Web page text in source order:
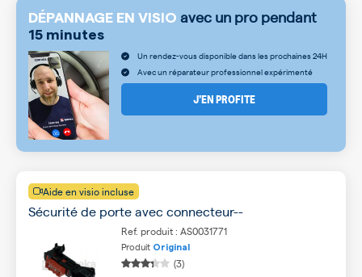
DÉPANNAGE EN VISIO avec un pro pendant
15 minutes
Un rendez-vous disponible dans les prochaines 24H
Avec un réparateur professionnel expérimenté
J’EN PROFITE
Aide en visio incluse
Sécurité de porte avec connecteur--
Ref. produit : AS0031771
Produit Original
(3)